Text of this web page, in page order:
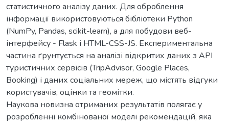
статистичного аналізу даних. Для оброблення
інформації використовуються бібліотеки Python
(NumPy, Pandas, scikit-learn), а для побудови веб-
інтерфейсу - Flask і HTML-CSS-JS. Експериментальна
частина ґрунтується на аналізі відкритих даних з API
туристичних сервісів (TripAdvisor, Google Places,
Booking) і даних соціальних мереж, що містять відгуки
користувачів, оцінки та геомітки.
Наукова новизна отриманих результатів полягає у
розробленні комбінованої моделі рекомендацій, яка